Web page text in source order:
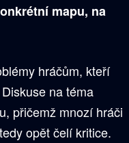
mapu, na
hráčům, kteří
na téma
přičemž mnozí hráči
opět čelí kritice.